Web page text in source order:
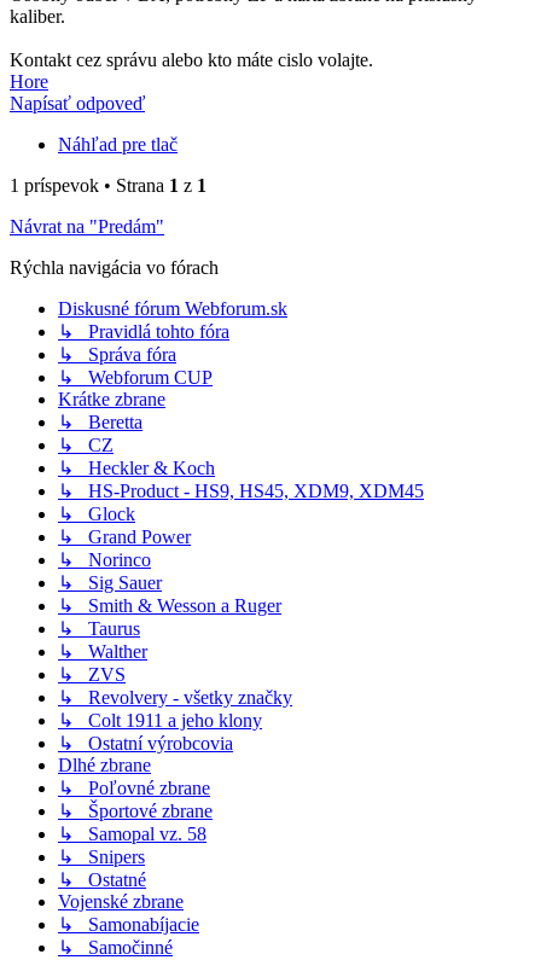
kaliber.
Kontakt cez správu alebo kto máte cislo volajte.
Hore
Napísať odpoveď
Náhľad pre tlač
1 príspevok • Strana 1 z 1
Návrat na "Predám"
Rýchla navigácia vo fórach
Diskusné fórum Webforum.sk
↳ Pravidlá tohto fóra
↳ Správa fóra
↳ Webforum CUP
Krátke zbrane
↳ Beretta
↳ CZ
↳ Heckler & Koch
↳ HS-Product - HS9, HS45, XDM9, XDM45
↳ Glock
↳ Grand Power
↳ Norinco
↳ Sig Sauer
↳ Smith & Wesson a Ruger
↳ Taurus
↳ Walther
↳ ZVS
↳ Revolvery - všetky značky
↳ Colt 1911 a jeho klony
↳ Ostatní výrobcovia
Dlhé zbrane
↳ Poľovné zbrane
↳ Športové zbrane
↳ Samopal vz. 58
↳ Snipers
↳ Ostatné
Vojenské zbrane
↳ Samonabíjacie
↳ Samočinné